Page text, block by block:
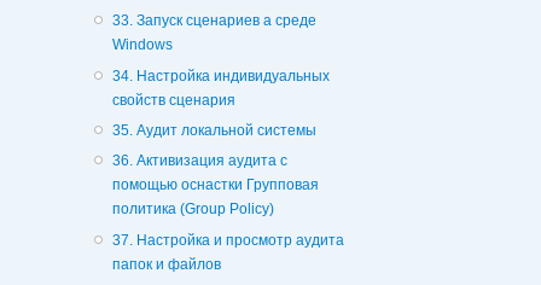
33. Запуск сценариев а среде
Windows
34. Настройка индивидуальных
свойств сценария
35. Аудит локальной системы
36. Активизация аудита с
помощью оснастки Групповая
политика (Group Policy)
37. Настройка и просмотр аудита
папок и файлов